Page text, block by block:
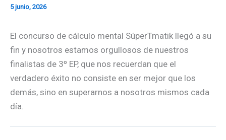
5 junio, 2026
El concurso de cálculo mental SúperTmatik llegó a su
fin y nosotros estamos orgullosos de nuestros
finalistas de 3º EP, que nos recuerdan que el
verdadero éxito no consiste en ser mejor que los
demás, sino en superarnos a nosotros mismos cada
día.